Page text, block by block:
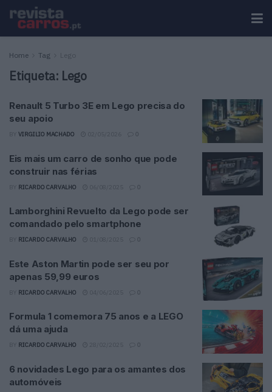
Home Tag Lego
Etiqueta: Lego
Renault 5 Turbo 3E em Lego precisa do
seu apoio
VIRGILIO MACHADO 0
Eis mais um carro de sonho que pode
construir nas férias
RICARDO CARVALHO 0
Lamborghini Revuelto da Lego pode ser
comandado pelo smartphone
RICARDO CARVALHO 0
Este Aston Martin pode ser seu por
apenas 59,99 euros
RICARDO CARVALHO 0
Formula 1 comemora 75 anos e a LEGO
dá uma ajuda
RICARDO CARVALHO 0
6 novidades Lego para os amantes dos
automóveis